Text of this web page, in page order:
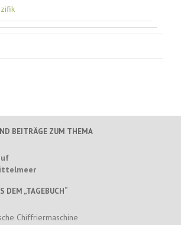
BEITRÄGE ZUM THEMA
DEM „TAGEBUCH“
Chiffriermaschine